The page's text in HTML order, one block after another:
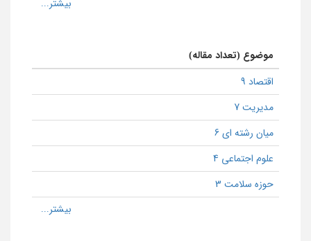
موضوع (تعداد مقاله)
اقتصاد 9
مدیریت 7
میان رشته ای 6
علوم اجتماعی 4
حوزه سلامت 3